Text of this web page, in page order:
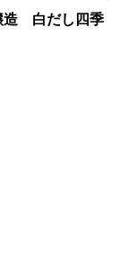
造 白だし四季